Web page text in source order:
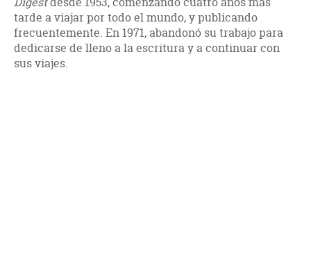
tarde a viajar por todo el mundo, y publicando
frecuentemente. En 1971, abandonó su trabajo para
dedicarse de lleno a la escritura y a continuar con
sus viajes.